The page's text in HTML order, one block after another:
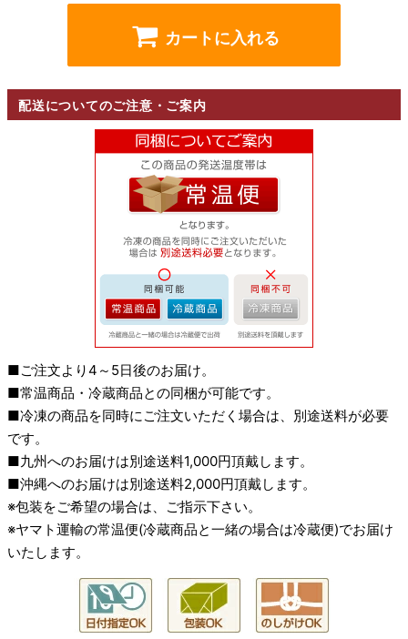
カートに入れる
配送についてのご注意・ご案内
■ご注文より4～5日後のお届け。
■常温商品・冷蔵商品との同梱が可能です。
■冷凍の商品を同時にご注文いただく場合は、別途送料が必要
です。
■九州へのお届けは別途送料1,000円頂戴します。
■沖縄へのお届けは別途送料2,000円頂戴します。
※包装をご希望の場合は、ご指示下さい。
※ヤマト運輸の常温便(冷蔵商品と一緒の場合は冷蔵便)でお届け
いたします。